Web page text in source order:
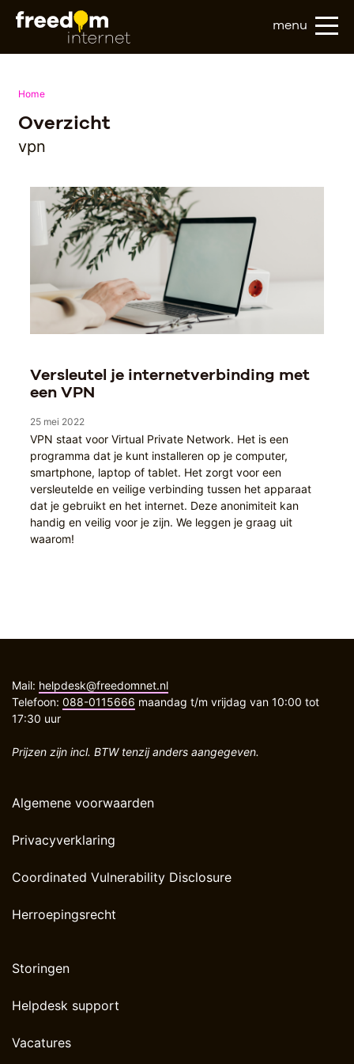
menu
Home
Overzicht
vpn
Versleutel je internetverbinding met
een VPN
25 mei 2022
VPN staat voor Virtual Private Network. Het is een
programma dat je kunt installeren op je computer,
smartphone, laptop of tablet. Het zorgt voor een
versleutelde en veilige verbinding tussen het apparaat
dat je gebruikt en het internet. Deze anonimiteit kan
handig en veilig voor je zijn. We leggen je graag uit
waarom!
Mail: helpdesk@freedomnet.nl
Telefoon: 088-0115666 maandag t/m vrijdag van 10:00 tot
17:30 uur
Prijzen zijn incl. BTW tenzij anders aangegeven.
Algemene voorwaarden
Privacyverklaring
Coordinated Vulnerability Disclosure
Herroepingsrecht
Storingen
Helpdesk support
Vacatures